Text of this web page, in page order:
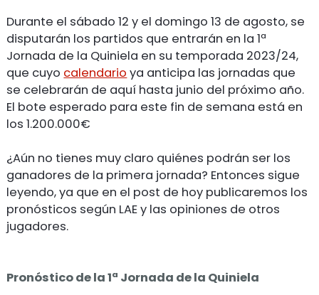
Durante el sábado 12 y el domingo 13 de agosto, se
disputarán los partidos que entrarán en la 1ª
Jornada de la Quiniela en su temporada 2023/24,
que cuyo calendario ya anticipa las jornadas que
se celebrarán de aquí hasta junio del próximo año.
El bote esperado para este fin de semana está en
los 1.200.000€
¿Aún no tienes muy claro quiénes podrán ser los
ganadores de la primera jornada? Entonces sigue
leyendo, ya que en el post de hoy publicaremos los
pronósticos según LAE y las opiniones de otros
jugadores.
Pronóstico de la 1ª Jornada de la Quiniela